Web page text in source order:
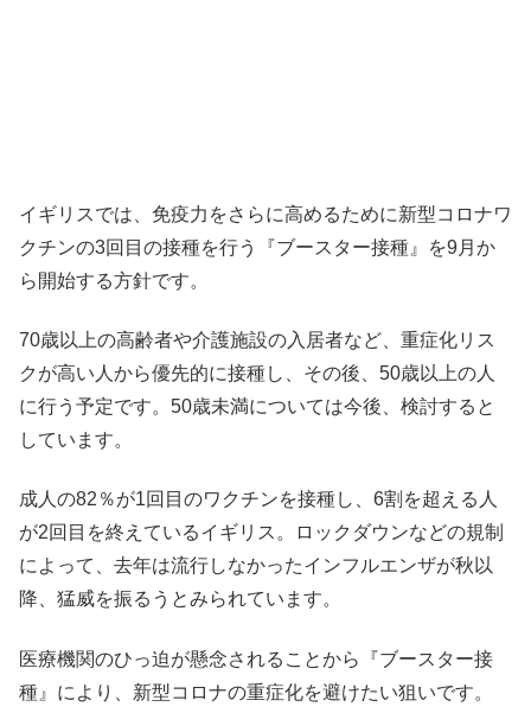
イギリスでは、免疫力をさらに高めるために新型コロナワ
クチンの3回目の接種を行う『ブースター接種』を9月か
ら開始する方針です。
70歳以上の高齢者や介護施設の入居者など、重症化リス
クが高い人から優先的に接種し、その後、50歳以上の人
に行う予定です。50歳未満については今後、検討すると
しています。
成人の82％が1回目のワクチンを接種し、6割を超える人
が2回目を終えているイギリス。ロックダウンなどの規制
によって、去年は流行しなかったインフルエンザが秋以
降、猛威を振るうとみられています。
医療機関のひっ迫が懸念されることから『ブースター接
種』により、新型コロナの重症化を避けたい狙いです。